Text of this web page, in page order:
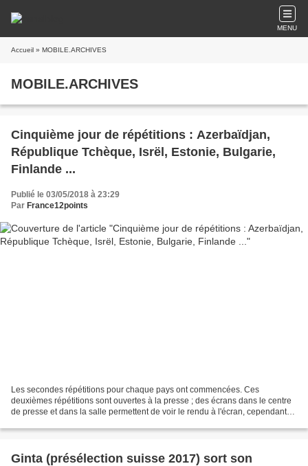
MENU
Accueil » MOBILE.ARCHIVES
MOBILE.ARCHIVES
Cinquième jour de répétitions : Azerbaïdjan,
République Tchèque, Isrël, Estonie, Bulgarie,
Finlande ...
Publié le 03/05/2018 à 23:29
Par France12points
Les secondes répétitions pour chaque pays ont commencées. Ces
deuxièmes répétitions sont ouvertes à la presse ; des écrans dans le centre
de presse et dans la salle permettent de voir le rendu à l'écran, cependant
Ginta (présélection suisse 2017) sort son